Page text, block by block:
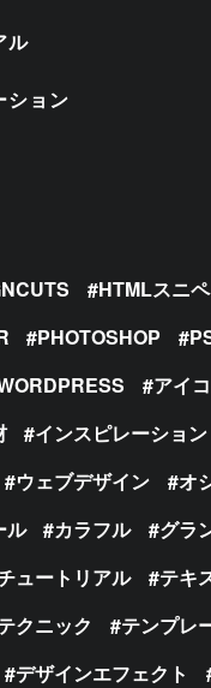
ル
ション
HTMLスニ
PHOTOSHOP
アイ
インスピレーション
ウェブデザイン
オ
ル
カラフル
グラ
ュートリアル
テキ
クニック
テンプレ
デザインエフェクト